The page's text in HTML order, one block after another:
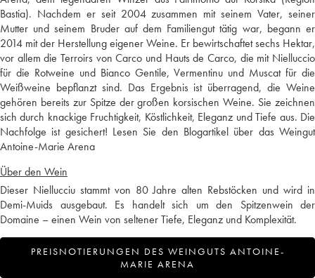
Bastia). Nachdem er seit 2004 zusammen mit seinem Vater, seiner
Mutter und seinem Bruder auf dem Familiengut tätig war, begann er
2014 mit der Herstellung eigener Weine. Er bewirtschaftet sechs Hektar,
vor allem die Terroirs von Carco und Hauts de Carco, die mit Nielluccio
für die Rotweine und Bianco Gentile, Vermentinu und Muscat für die
Weißweine bepflanzt sind. Das Ergebnis ist überragend, die Weine
gehören bereits zur Spitze der großen korsischen Weine. Sie zeichnen
sich durch knackige Fruchtigkeit, Köstlichkeit, Eleganz und Tiefe aus. Die
Nachfolge ist gesichert! Lesen Sie den Blogartikel über das Weingut
Antoine-Marie Arena
Über den Wein
Dieser Niellucciu stammt von 80 Jahre alten Rebstöcken und wird in
Demi-Muids ausgebaut. Es handelt sich um den Spitzenwein der
Domaine – einen Wein von seltener Tiefe, Eleganz und Komplexität.
PREISNOTIERUNGEN DES WEINGUTS ANTOINE-
MARIE ARENA